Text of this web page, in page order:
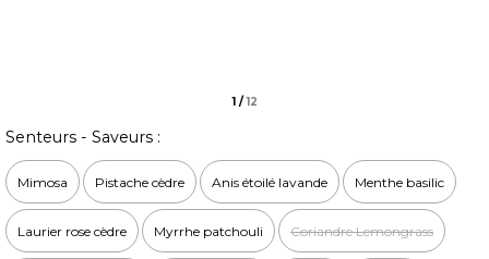
1/12
Senteurs - Saveurs :
Mimosa Pistache cèdre Anis étoilé lavande Menthe basilic
Laurier rose cèdre Myrrhe patchouli Coriandre Lemongrass